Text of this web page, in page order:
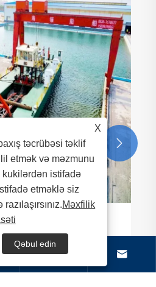
aparatını

 
X
təcrübəsi təklif
etmək və məzmunu
istifadə
etməklə siz
Məxfilik
Qəbul edin